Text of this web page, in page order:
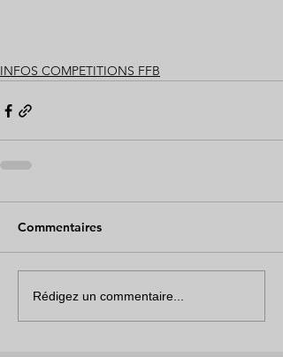
INFOS COMPETITIONS FFB
Commentaires
Rédigez un commentaire...